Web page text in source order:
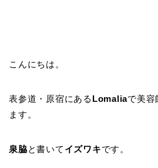
こんにちは。
表参道・原宿にある Lomaliaで美容
ます。
泉脇と書いて イズワキです。